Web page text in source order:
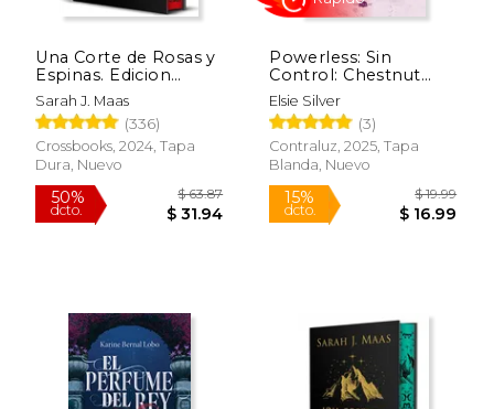
Una Corte de Rosas y
Espinas. Edicion
Especial
Sarah J. Maas
(336)
Crossbooks, 2024, Tapa
Dura, Nuevo
Powerless: Sin
Control: Chestnut
Springs 3
Elsie Silver
(3)
Contraluz, 2025, Tapa
Blanda, Nuevo